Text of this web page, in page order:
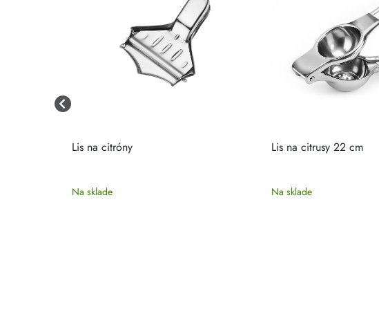
Lis na citróny
Na sklade
Lis na citrusy 22 cm
Na sklade